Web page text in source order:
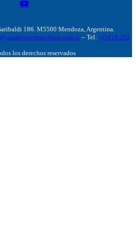
186. M5500 Mendoza, Argentina.
– Tel: +(54) 9 261
los derechos reservados